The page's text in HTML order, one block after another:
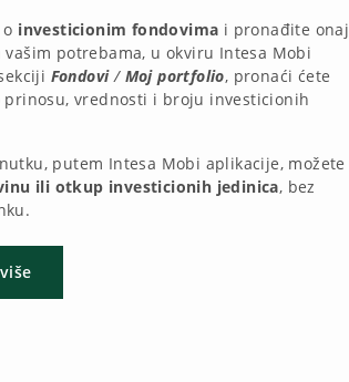
investicionim fondovima i pronađite onaj
vašim potrebama, u okviru Intesa Mobi
Fondovi / Moj portfolio, pronaći ćete
prinosu, vrednosti i broju investicionih
putem Intesa Mobi aplikacije, možete
ili otkup investicionih jedinica, bez